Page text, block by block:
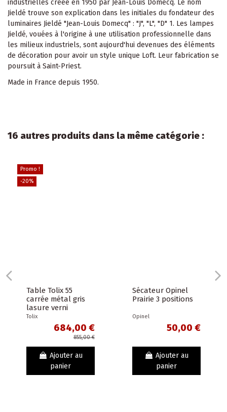
industrielles créée en 1950 par Jean-Louis Domecq. Le nom
Jieldé trouve son explication dans les initiales du fondateur des
luminaires Jieldé "Jean-Louis Domecq" : "J", "L", "D" 1. Les lampes
Jieldé, vouées à l'origine à une utilisation professionnelle dans
les milieux industriels, sont aujourd'hui devenues des éléments
de décoration pour avoir un style unique Loft. Leur fabrication se
poursuit à Saint-Priest.
Made in France depuis 1950.
16 autres produits dans la même catégorie :
Promo !
-20%
brillant
Tolix
684,00 €
Ajouter au
panier
Sécateur Opinel
Prairie 3 positions
Opinel
50,00 €
Ajouter au
panier